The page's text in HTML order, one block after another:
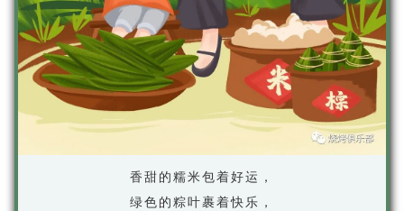
香甜的糯米包着好运，
绿色的粽叶裹着快乐，